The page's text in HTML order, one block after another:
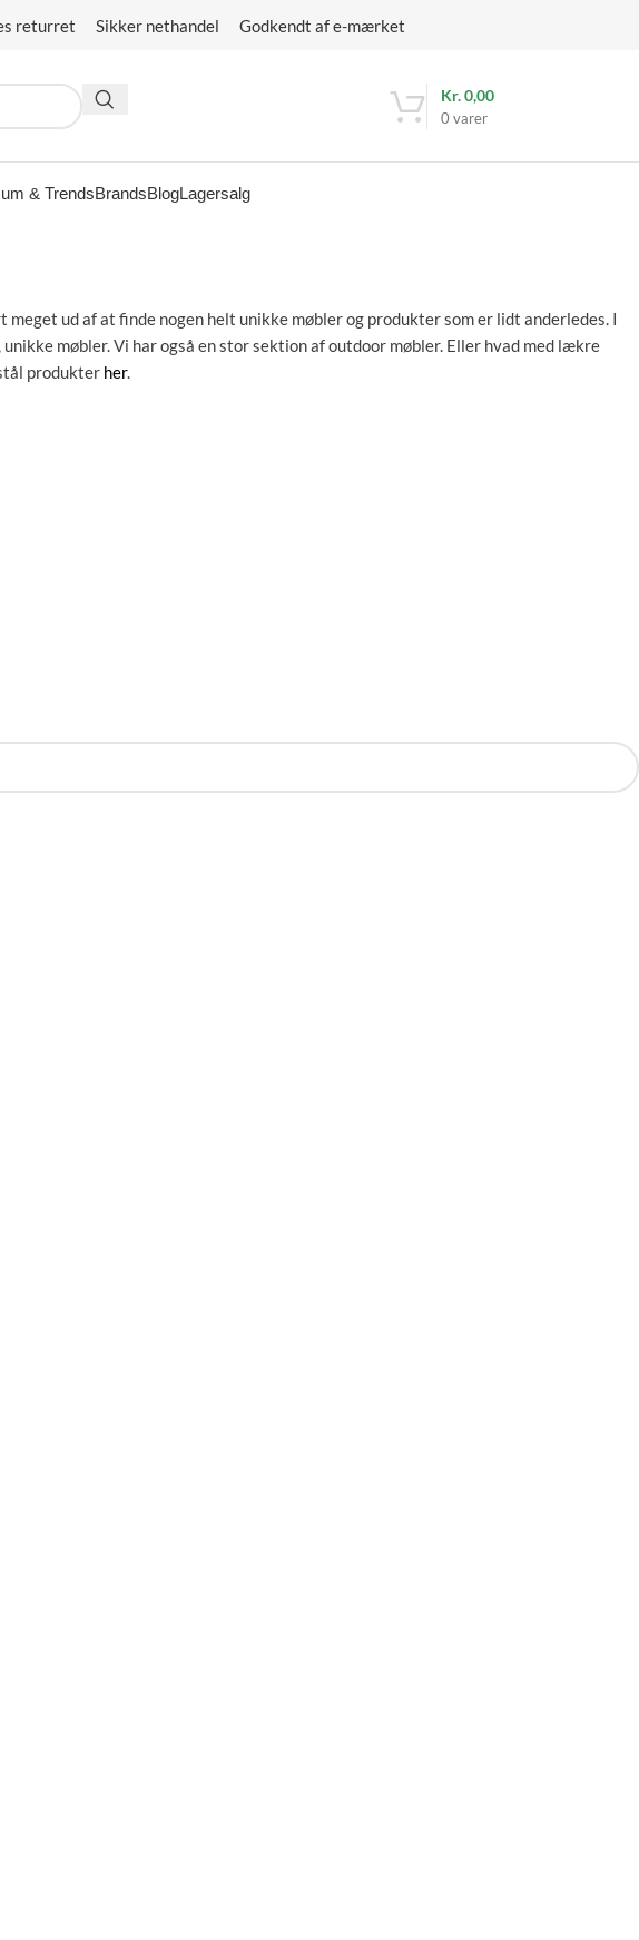
returret Sikker nethandel Godkendt af e-mærket
0 varer
Kr.0,00
& TrendsBrandsBlogLagersalg
ud af at finde nogen helt unikke møbler og produkter som er lidt anderledes. I
møbler. Vi har også en stor sektion af outdoor møbler. Eller hvad med lækre
produkter her.